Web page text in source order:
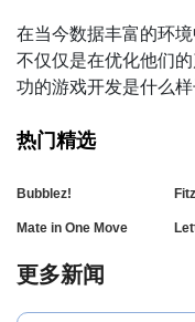
在当今数据丰富的环
不仅仅是在优化他们
功的游戏开发是什么样
热门精选
Bubblez!
Mate in One Move
更多新闻